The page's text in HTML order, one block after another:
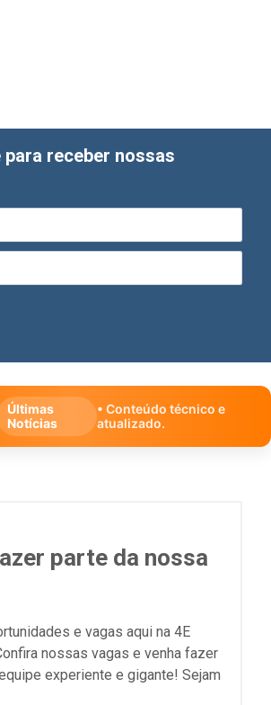
receber nossas
Últimas
Notícias
• Conteúdo técnico e
atualizado.
parte da nossa
e vagas aqui na 4E
nossas vagas e venha fazer
experiente e gigante! Sejam